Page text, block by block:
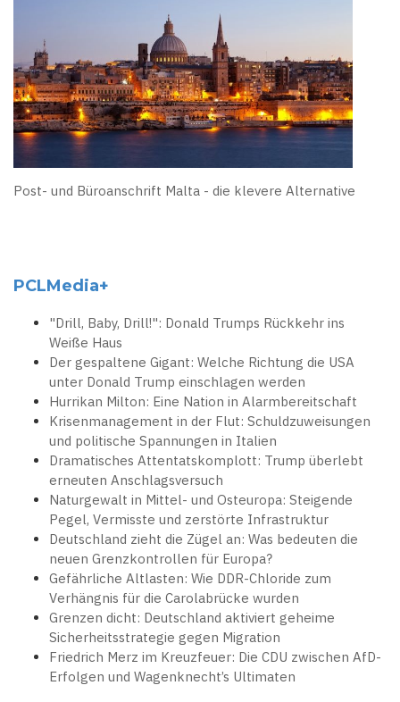
Post- und Büroanschrift Malta - die klevere Alternative
PCLMedia+
"Drill, Baby, Drill!": Donald Trumps Rückkehr ins
Weiße Haus
Der gespaltene Gigant: Welche Richtung die USA
unter Donald Trump einschlagen werden
Hurrikan Milton: Eine Nation in Alarmbereitschaft
Krisenmanagement in der Flut: Schuldzuweisungen
und politische Spannungen in Italien
Dramatisches Attentatskomplott: Trump überlebt
erneuten Anschlagsversuch
Naturgewalt in Mittel- und Osteuropa: Steigende
Pegel, Vermisste und zerstörte Infrastruktur
Deutschland zieht die Zügel an: Was bedeuten die
neuen Grenzkontrollen für Europa?
Gefährliche Altlasten: Wie DDR-Chloride zum
Verhängnis für die Carolabrücke wurden
Grenzen dicht: Deutschland aktiviert geheime
Sicherheitsstrategie gegen Migration
Friedrich Merz im Kreuzfeuer: Die CDU zwischen AfD-
Erfolgen und Wagenknecht’s Ultimaten